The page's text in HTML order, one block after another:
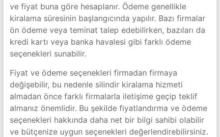
ve fiyat buna göre hesaplanır. Ödeme genellikle
kiralama süresinin başlangıcında yapılır. Bazı firmalar
ön ödeme veya teminat talep edebilirken, bazıları da
kredi kartı veya banka havalesi gibi farklı ödeme
seçenekleri sunabilir.
Fiyat ve ödeme seçenekleri firmadan firmaya
değişebilir, bu nedenle silindir kiralama hizmeti
almadan önce farklı firmalarla iletişime geçip teklif
almanız önemlidir. Bu şekilde fiyatlandırma ve ödeme
seçenekleri hakkında daha net bir bilgi sahibi olabilir
ve bütçenize uygun seçenekleri değerlendirebilirsiniz.